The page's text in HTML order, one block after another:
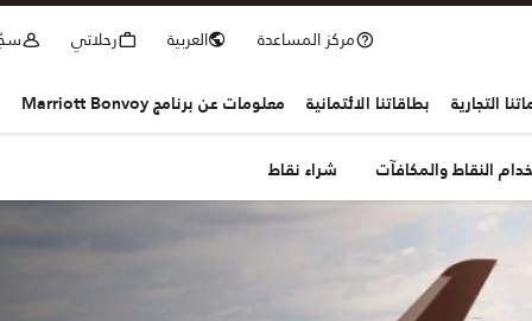
مركز المساعدة العربية رحلاتي
التجارية بطاقاتنا الائتمانية معلومات عن برنامج Marriott Bonvoy
النقاط والمكافآت شراء نقاط